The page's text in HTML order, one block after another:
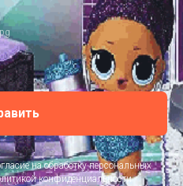
на обработку персональных
конфиденциальности